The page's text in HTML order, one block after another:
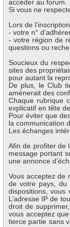
accéder au forum.
Si vous ne
Lors de
- votre n°
- votre région de
questions ou
Soucieux du
sites des
pour autant la
De plus, le Club
amènerait des
Chaque rubrique
explicatif en tête
Pour éviter que
la communication
Les échanges
Afin de profiter de
message portant
une annonce
Vous acceptez de
de votre pays, du
dispositions, vous
L’adresse IP de
droit de
vous acceptez
tierce partie sans